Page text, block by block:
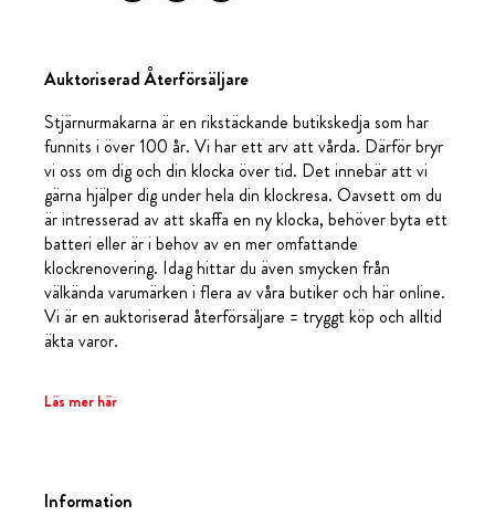
Auktoriserad Återförsäljare
Stjärnurmakarna är en rikstäckande butikskedja som har
funnits i över 100 år. Vi har ett arv att vårda. Därför bryr
vi oss om dig och din klocka över tid. Det innebär att vi
gärna hjälper dig under hela din klockresa. Oavsett om du
är intresserad av att skaffa en ny klocka, behöver byta ett
batteri eller är i behov av en mer omfattande
klockrenovering. Idag hittar du även smycken från
välkända varumärken i flera av våra butiker och här online.
Vi är en auktoriserad återförsäljare = tryggt köp och alltid
äkta varor.
Läs mer här
Information